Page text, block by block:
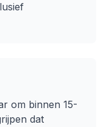
om binnen 15-
dat